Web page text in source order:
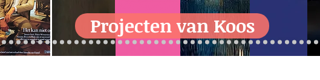
Projecten van Koos